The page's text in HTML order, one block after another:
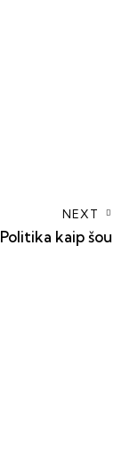
NEXT
Politika kaip šou